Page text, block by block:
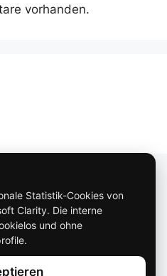
vorhanden.
Statistik-Cookies von
Clarity. Die interne
und ohne